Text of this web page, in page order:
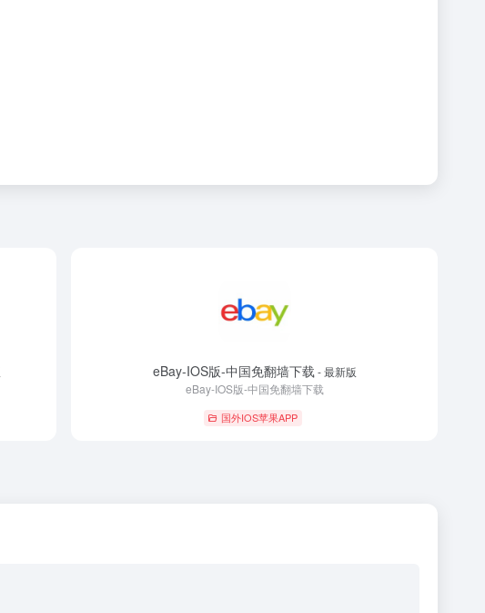
eBay-IOS版-中国免翻墙下载- 最新版
eBay-IOS版-中国免翻墙下载
国外IOS苹果APP